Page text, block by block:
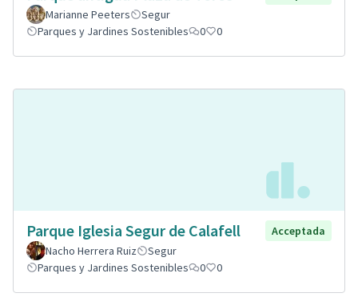
Marianne Peeters
Segur
Parques y Jardines Sostenibles
0 0
Parque Iglesia Segur de Calafell
Acceptada
Nacho Herrera Ruiz
Segur
Parques y Jardines Sostenibles
0 0